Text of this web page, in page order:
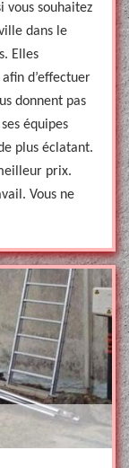
vous souhaitez
dans le
Elles
d’effectuer
donnent pas
équipes
plus éclatant.
prix.
Vous ne